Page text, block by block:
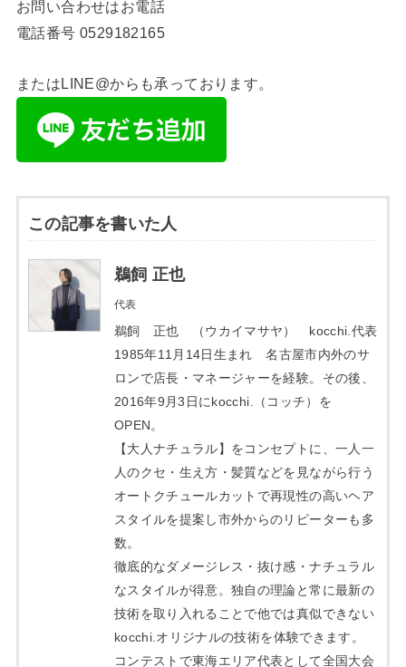
お問い合わせはお電話
電話番号 0529182165
またはLINE@からも承っております。
この記事を書いた人
鵜飼 正也
代表
鵜飼 正也 （ウカイマサヤ） kocchi.代表
1985年11月14日生まれ 名古屋市内外のサ
ロンで店長・マネージャーを経験。その後、
2016年9月3日にkocchi.（コッチ）を
OPEN。
【大人ナチュラル】をコンセプトに、一人一
人のクセ・生え方・髪質などを見ながら行う
オートクチュールカットで再現性の高いヘア
スタイルを提案し市外からのリピーターも多
数。
徹底的なダメージレス・抜け感・ナチュラル
なスタイルが得意。独自の理論と常に最新の
技術を取り入れることで他では真似できない
kocchi.オリジナルの技術を体験できます。
コンテストで東海エリア代表として全国大会